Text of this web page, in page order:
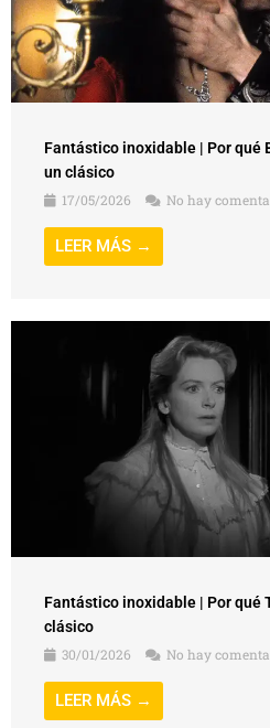
Fantástico inoxidable | Por qué
un clásico
17/05/2026
No hay
LEER MÁS →
Fantástico inoxidable | Por qué
clásico
30/01/2026
No hay
LEER MÁS →